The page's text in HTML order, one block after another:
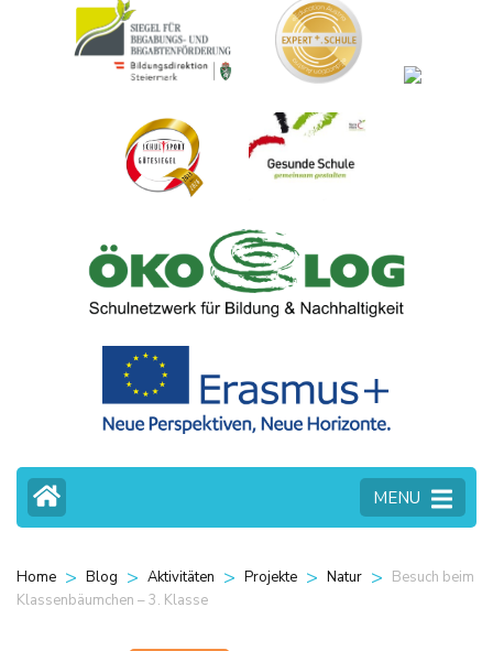
MENU
Home > Blog > Aktivitäten > Projekte > Natur > Besuch beim
Klassenbäumchen – 3. Klasse